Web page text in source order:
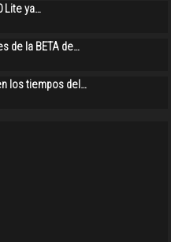
Lite ya…
de la BETA de…
los tiempos del…